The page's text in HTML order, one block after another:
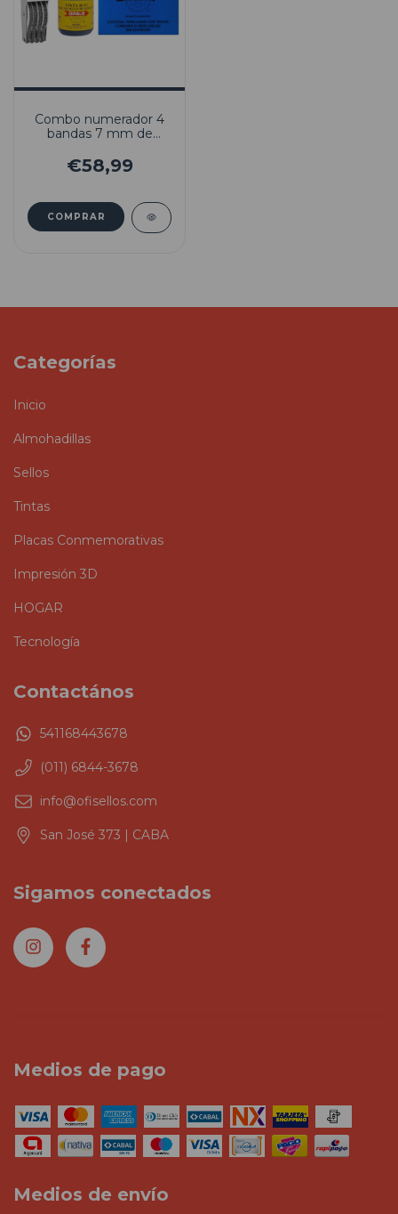
Combo numerador 4
bandas 7 mm de
Tinta indeleble H33
€58,99
Categorías
Inicio
Almohadillas
Sellos
Tintas
Placas Conmemorativas
Impresión 3D
HOGAR
Tecnología
Contactános
541168443678
(011) 6844-3678
info@ofisellos.com
San José 373 | CABA
Sigamos conectados
Medios de pago
Medios de envío